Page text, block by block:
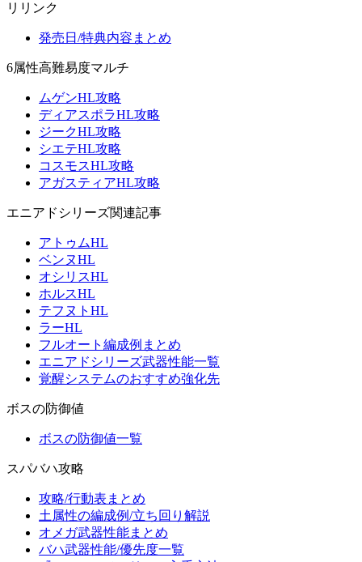
リリンク
発売日/特典内容まとめ
6属性高難易度マルチ
ムゲンHL攻略
ディアスポラHL攻略
ジークHL攻略
シエテHL攻略
コスモスHL攻略
アガスティアHL攻略
エニアドシリーズ関連記事
アトゥムHL
ベンヌHL
オシリスHL
ホルスHL
テフヌトHL
ラーHL
フルオート編成例まとめ
エニアドシリーズ武器性能一覧
覚醒システムのおすすめ強化先
ボスの防御値
ボスの防御値一覧
スパバハ攻略
攻略/行動表まとめ
土属性の編成例/立ち回り解説
オメガ武器性能まとめ
バハ武器性能/優先度一覧